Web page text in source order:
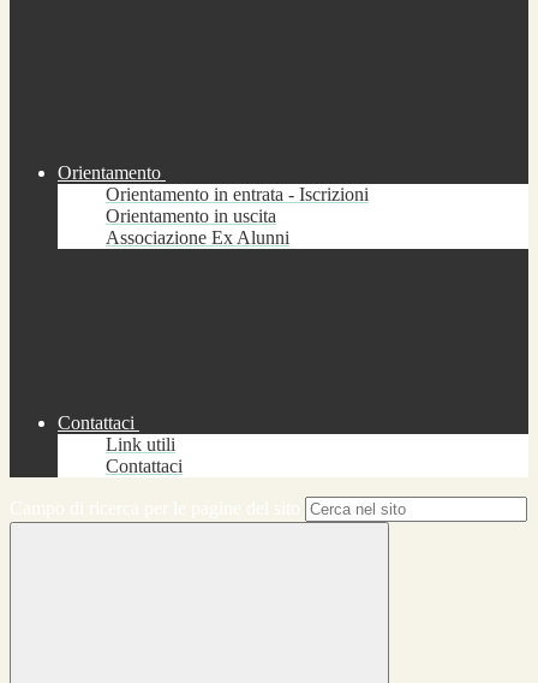
Orientamento
Orientamento in entrata - Iscrizioni
Orientamento in uscita
Associazione Ex Alunni
Contattaci
Link utili
Contattaci